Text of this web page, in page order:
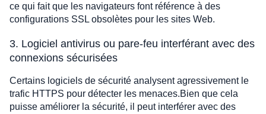
ce qui fait que les navigateurs font référence à des
configurations SSL obsolètes pour les sites Web.
3. Logiciel antivirus ou pare-feu interférant avec des
connexions sécurisées
Certains logiciels de sécurité analysent agressivement le
trafic HTTPS pour détecter les menaces.Bien que cela
puisse améliorer la sécurité, il peut interférer avec des